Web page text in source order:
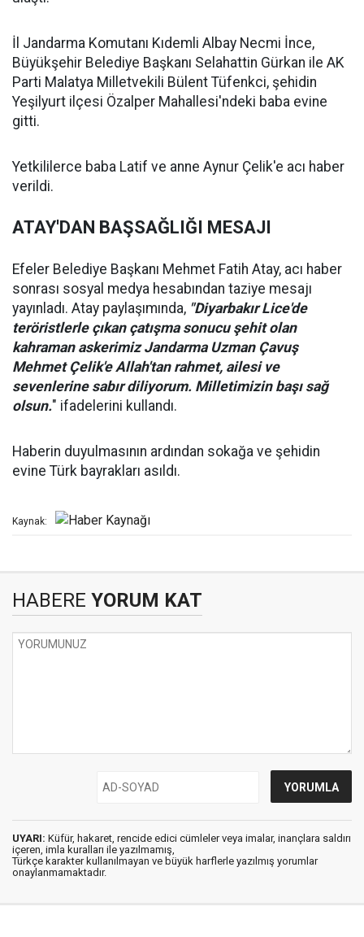
İl Jandarma Komutanı Kıdemli Albay Necmi İnce,
Büyükşehir Belediye Başkanı Selahattin Gürkan ile AK
Parti Malatya Milletvekili Bülent Tüfenkci, şehidin
Yeşilyurt ilçesi Özalper Mahallesi'ndeki baba evine
gitti.
Yetkililerce baba Latif ve anne Aynur Çelik'e acı haber
verildi.
ATAY'DAN BAŞSAĞLIĞI MESAJI
Efeler Belediye Başkanı Mehmet Fatih Atay, acı haber
sonrası sosyal medya hesabından taziye mesajı
yayınladı. Atay paylaşımında, "Diyarbakır Lice'de
teröristlerle çıkan çatışma sonucu şehit olan
kahraman askerimiz Jandarma Uzman Çavuş
Mehmet Çelik'e Allah'tan rahmet, ailesi ve
sevenlerine sabır diliyorum. Milletimizin başı sağ
olsun." ifadelerini kullandı.
Haberin duyulmasının ardından sokağa ve şehidin
evine Türk bayrakları asıldı.
Kaynak:
HABERE YORUM KAT
UYARI: Küfür, hakaret, rencide edici cümleler veya imalar, inançlara saldırı
içeren, imla kuralları ile yazılmamış,
Türkçe karakter kullanılmayan ve büyük harflerle yazılmış yorumlar
onaylanmamaktadır.